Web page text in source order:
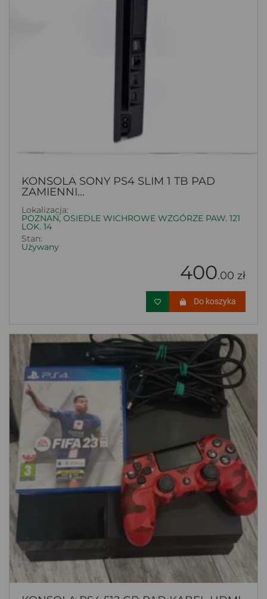
KONSOLA SONY PS4 SLIM 1 TB PAD
ZAMIENNI...
Lokalizacja:
POZNAŃ, OSIEDLE WICHROWE WZGÓRZE PAW. 121
LOK. 14
Stan:
Używany
400.00 zł
Do koszyka